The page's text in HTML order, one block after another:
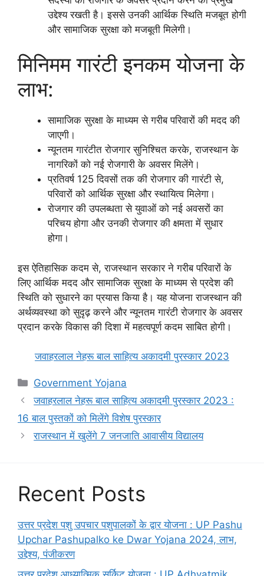
उद्देश्य रखती है। इससे उनकी आर्थिक स्थिति मजबूत होगी
और सामाजिक सुरक्षा को मजबूती मिलेगी।
मिनिमम गारंटी इनकम योजना के
लाभ:
सामाजिक सुरक्षा के माध्यम से गरीब परिवारों की मदद की
जाएगी।
न्यूनतम गारंटीत रोजगार सुनिश्चित करके, राजस्थान के
नागरिकों को नई रोजगारी के अवसर मिलेंगे।
प्रतिवर्ष 125 दिवसों तक की रोजगार की गारंटी से,
परिवारों को आर्थिक सुरक्षा और स्थायित्व मिलेगा।
रोजगार की उपलब्धता से युवाओं को नई अवसरों का
परिचय होगा और उनकी रोजगार की क्षमता में सुधार
होगा।
इस ऐतिहासिक कदम से, राजस्थान सरकार ने गरीब परिवारों के
लिए आर्थिक मदद और सामाजिक सुरक्षा के माध्यम से प्रदेश की
स्थिति को सुधारने का प्रयास किया है। यह योजना राजस्थान की
अर्थव्यवस्था को सुदृढ़ करने और न्यूनतम गारंटी रोजगार के अवसर
प्रदान करके विकास की दिशा में महत्वपूर्ण कदम साबित होगी।
जवाहरलाल नेहरू बाल साहित्य अकादमी पुरस्कार 2023
Categories
Government Yojana
जवाहरलाल नेहरू बाल साहित्य अकादमी पुरस्कार 2023 :
16 बाल पुस्तकों को मिलेंगे विशेष पुरस्कार
राजस्थान में खुलेंगे 7 जनजाति आवासीय विद्यालय
Recent Posts
उत्तर प्रदेश पशु उपचार पशुपालकों के द्वार योजना : UP Pashu
Upchar Pashupalko ke Dwar Yojana 2024, लाभ,
उद्देश्य, पंजीकरण